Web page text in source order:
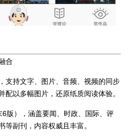
合
支持文字、图片、音频、视频的同步
配以多幅图片，还原纸质阅读体验。
版），涵盖要闻、时政、国际、评
副刊，内容权威且丰富。